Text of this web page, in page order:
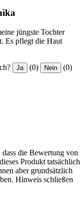
jüngste Tochter
Es pflegt die Haut
Ja (0) Nein (0)
die Bewertung von
Produkt tatsächlich
aber grundsätzlich
Hinweis schließen